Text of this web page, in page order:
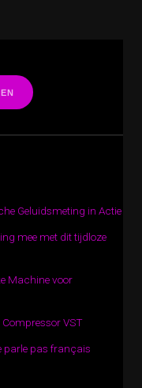
Geluidsmeting in Actie
mee met dit tijdloze
Machine voor
VST
parle pas français